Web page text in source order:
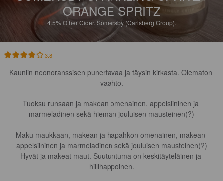
ORANGE SPRITZ
4.5% Other Cider. Somersby (Carlsberg Group).
3.8
Kauniin neonoranssisen punertavaa ja täysin kirkasta. Olematon
vaahto.
Tuoksu runsaan ja makean omenainen, appelsiininen ja
marmeladinen sekä hieman jouluisen mausteinen(?)
Maku maukkaan, makean ja hapahkon omenainen, makean
appelsiininen ja marmeladinen sekä jouluisen mausteinen(?)
Hyvät ja makeat maut. Suutuntuma on keskitäyteläinen ja
hiilihappoinen.